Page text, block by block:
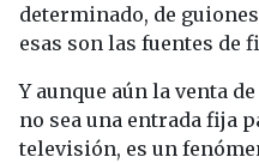
determinado, de
esas son las fuentes de
Y aunque aún la venta
no sea una entrada fija
televisión, es un